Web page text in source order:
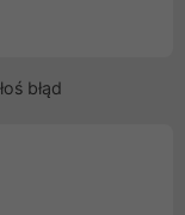
błąd